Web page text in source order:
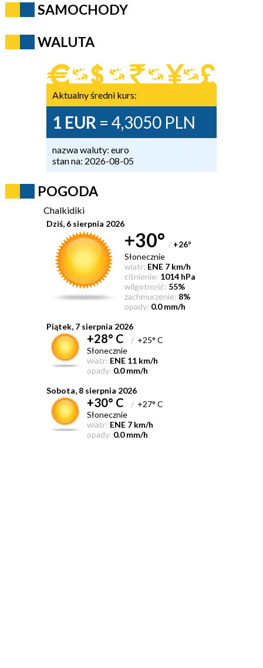
SAMOCHODY
WALUTA
Aktualny średni kurs:
1 EUR = 4,3050 PLN
nazwa waluty: euro
stan na: 2026-08-05
POGODA
Chalkidiki
Dziś, 6 sierpnia 2026
+30° / +26°
Słonecznie
wiatr: ENE 7 km/h
ciśnienie: 1014 hPa
wilgotność: 55%
zachmurzenie: 8%
opady: 0.0 mm/h
Piątek, 7 sierpnia 2026
+28° C /+25° C
Słonecznie
wiatr: ENE 11 km/h
opady: 0.0 mm/h
Sobota, 8 sierpnia 2026
+30° C /+27° C
Słonecznie
wiatr: ENE 7 km/h
opady: 0.0 mm/h